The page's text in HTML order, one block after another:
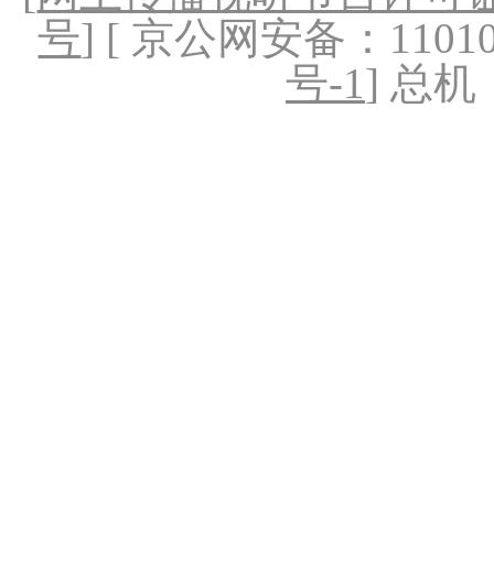
号] [ 京公网安备：
号-1] 总机